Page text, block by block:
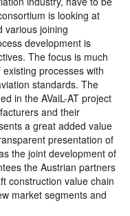
is looking at
various joining
development is
The focus is much
processes with
standards. The
in the AVaiL-AT project
and their
a great added value
presentation of
the joint development of
the Austrian partners
construction value chain
market segments and